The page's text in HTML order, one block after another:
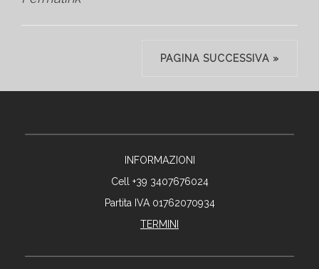
PAGINA SUCCESSIVA »
INFORMAZIONI
Cell +39 3407676024
Partita IVA 01762070934
TERMINI